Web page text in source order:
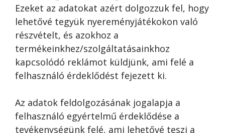
Ezeket az adatokat azért dolgozzuk fel, hogy
lehetővé tegyük nyereményjátékokon való
részvételt, és azokhoz a
termékeinkhez/szolgáltatásainkhoz
kapcsolódó reklámot küldjünk, ami felé a
felhasználó érdeklődést fejezett ki.
Az adatok feldolgozásának jogalapja a
felhasználó egyértelmű érdeklődése a
tevékenységünk felé, ami lehetővé teszi a